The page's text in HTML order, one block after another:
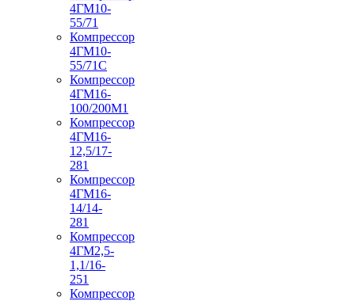
4ГМ10-
55/71
Компрессор
4ГМ10-
55/71С
Компрессор
4ГМ16-
100/200М1
Компрессор
4ГМ16-
12,5/17-
281
Компрессор
4ГМ16-
14/14-
281
Компрессор
4ГМ2,5-
1,1/16-
251
Компрессор